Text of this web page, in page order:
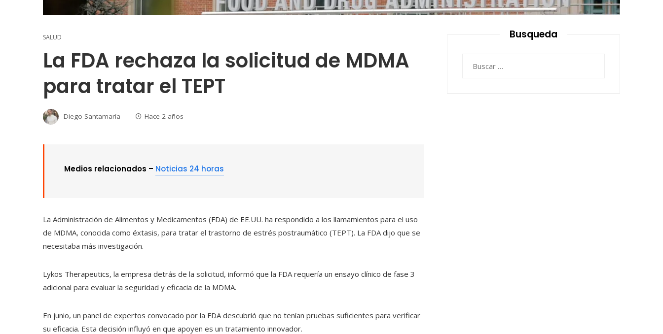
SALUD
La FDA rechaza la solicitud de MDMA
para tratar el TEPT
Diego Santamaría Hace 2 años
Medios relacionados – Noticias 24 horas
La Administración de Alimentos y Medicamentos (FDA) de EE.UU. ha respondido a los llamamientos para el uso
de MDMA, conocida como éxtasis, para tratar el trastorno de estrés postraumático (TEPT). La FDA dijo que se
necesitaba más investigación.
Lykos Therapeutics, la empresa detrás de la solicitud, informó que la FDA requería un ensayo clínico de fase 3
adicional para evaluar la seguridad y eficacia de la MDMA.
En junio, un panel de expertos convocado por la FDA descubrió que no tenían pruebas suficientes para verificar
su eficacia. Esta decisión influyó en que apoyen es un tratamiento innovador.
Busqueda